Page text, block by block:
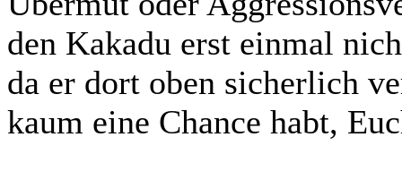
den Kakadu erst einmal
da er dort oben sicherlich
kaum eine Chance habt,